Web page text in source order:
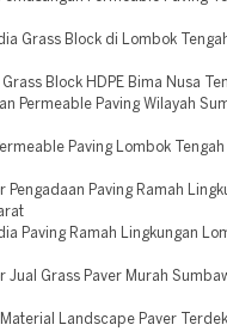
Grass Block di Lombok
Block HDPE Bima Nusa
Permeable Paving Wilayah
Paving Lombok Tengah
Paving Ramah
Paving Ramah Lingkungan
Jual Grass Paver Murah
Landscape Paver